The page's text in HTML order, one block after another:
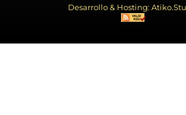
Desarrollo & Hosting: